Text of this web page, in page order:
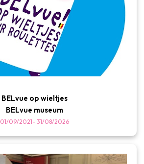
BELvue op wieltjes
BELvue museum
01/09/2021- 31/08/2026